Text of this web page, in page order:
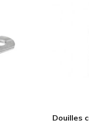
Douilles